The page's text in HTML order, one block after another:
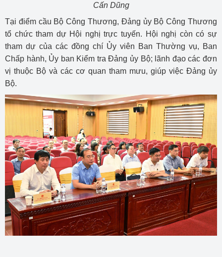
Cấn Dũng
Tại điểm cầu Bộ Công Thương, Đảng ủy Bộ Công Thương
tổ chức tham dự Hội nghị trực tuyến. Hội nghị còn có sự
tham dự của các đồng chí Ủy viên Ban Thường vụ, Ban
Chấp hành, Ủy ban Kiểm tra Đảng ủy Bộ; lãnh đạo các đơn
vị thuộc Bộ và các cơ quan tham mưu, giúp việc Đảng ủy
Bộ.